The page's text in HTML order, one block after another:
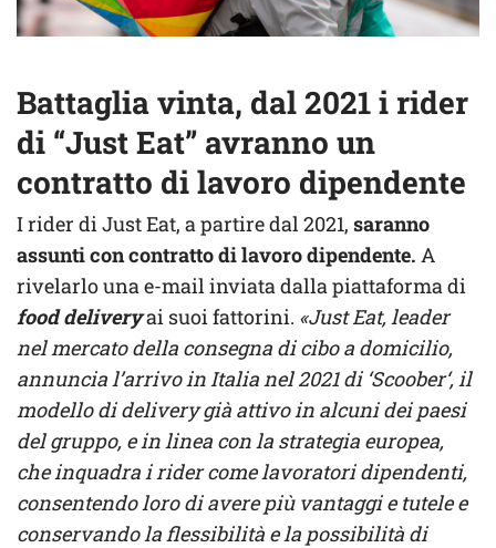
Battaglia vinta, dal 2021 i rider
di “Just Eat” avranno un
contratto di lavoro dipendente
I rider di Just Eat, a partire dal 2021, saranno
assunti con contratto di lavoro dipendente. A
rivelarlo una e-mail inviata dalla piattaforma di
food deliveryai suoi fattorini. «Just Eat, leader
nel mercato della consegna di cibo a domicilio,
annuncia l’arrivo in Italia nel 2021 di ‘Scoober‘, il
modello di delivery già attivo in alcuni dei paesi
del gruppo, e in linea con la strategia europea,
che inquadra i rider come lavoratori dipendenti,
consentendo loro di avere più vantaggi e tutele e
conservando la flessibilità e la possibilità di